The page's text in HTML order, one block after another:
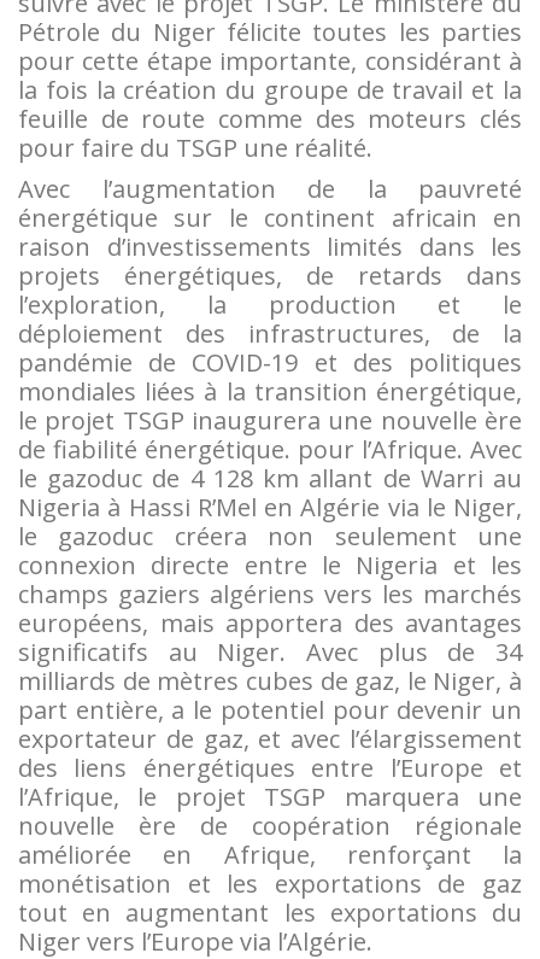
Pétrole du Niger félicite toutes les parties
pour cette étape importante, considérant à
la fois la création du groupe de travail et la
feuille de route comme des moteurs clés
pour faire du TSGP une réalité.
Avec l’augmentation de la pauvreté
énergétique sur le continent africain en
raison d’investissements limités dans les
projets énergétiques, de retards dans
l’exploration, la production et le
déploiement des infrastructures, de la
pandémie de COVID-19 et des politiques
mondiales liées à la transition énergétique,
le projet TSGP inaugurera une nouvelle ère
de fiabilité énergétique. pour l’Afrique. Avec
le gazoduc de 4 128 km allant de Warri au
Nigeria à Hassi R’Mel en Algérie via le Niger,
le gazoduc créera non seulement une
connexion directe entre le Nigeria et les
champs gaziers algériens vers les marchés
européens, mais apportera des avantages
significatifs au Niger. Avec plus de 34
milliards de mètres cubes de gaz, le Niger, à
part entière, a le potentiel pour devenir un
exportateur de gaz, et avec l’élargissement
des liens énergétiques entre l’Europe et
l’Afrique, le projet TSGP marquera une
nouvelle ère de coopération régionale
améliorée en Afrique, renforçant la
monétisation et les exportations de gaz
tout en augmentant les exportations du
Niger vers l’Europe via l’Algérie.